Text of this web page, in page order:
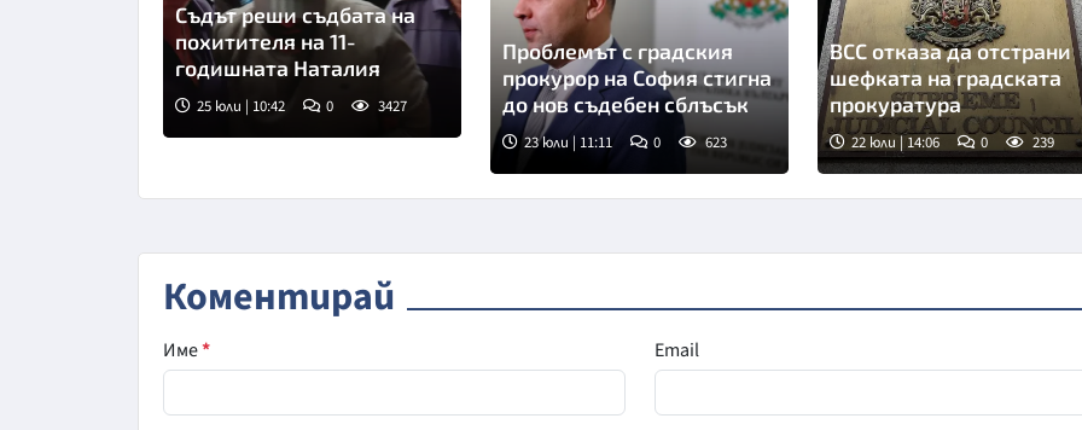
Съдът реши съдбата на
похитителя на 11-
годишната Наталия
25 юли | 10:42 0 3427
Снимка: БТА
Проблемът с градския
прокурор на София стигна
до нов съдебен сблъсък
23 юли | 11:11 0 623
Снимка: БТА
ВСС отказа да отстрани
шефката на градската
прокуратура
22 юли | 14:06 0 239
Коментирай
Име* Email